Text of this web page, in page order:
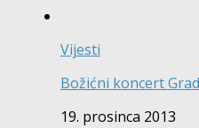
Vijesti
Božićni koncert
19. prosinca 2013